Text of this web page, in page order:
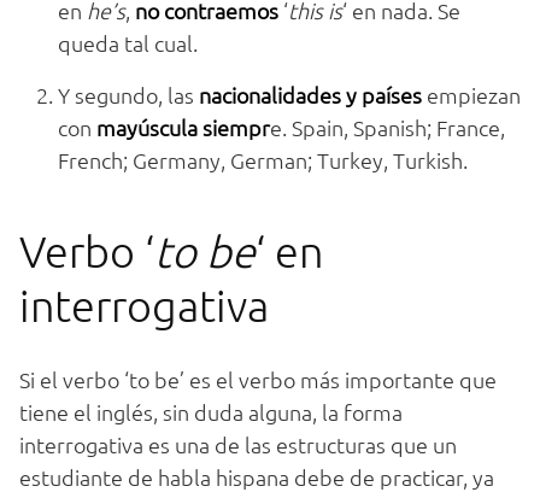
en he’s, no contraemos ‘this is‘ en nada. Se
queda tal cual.
Y segundo, las nacionalidades y países empiezan
con mayúscula siempre. Spain, Spanish; France,
French; Germany, German; Turkey, Turkish.
Verbo ‘to be‘ en
interrogativa
Si el verbo ‘to be’ es el verbo más importante que
tiene el inglés, sin duda alguna, la forma
interrogativa es una de las estructuras que un
estudiante de habla hispana debe de practicar, ya